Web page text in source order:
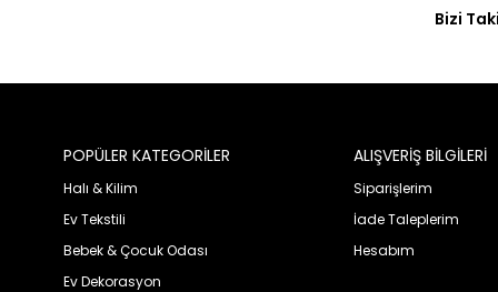
Bizi
POPÜLER KATEGORİLER
Halı & Kilim
Ev Tekstili
Bebek & Çocuk Odası
Ev Dekorasyon
ALIŞVERİŞ BİLGİLERİ
Siparişlerim
İade Taleplerim
Hesabım